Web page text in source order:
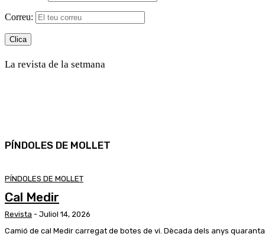
Correu:
La revista de la setmana
PÍNDOLES DE MOLLET
PÍNDOLES DE MOLLET
Cal Medir
Revista - Juliol 14, 2026
Camió de cal Medir carregat de botes de vi. Dècada dels anys